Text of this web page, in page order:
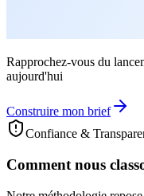
Rapprochez-vous du
aujourd'hui
Construire mon brief
Confiance &
Comment nous